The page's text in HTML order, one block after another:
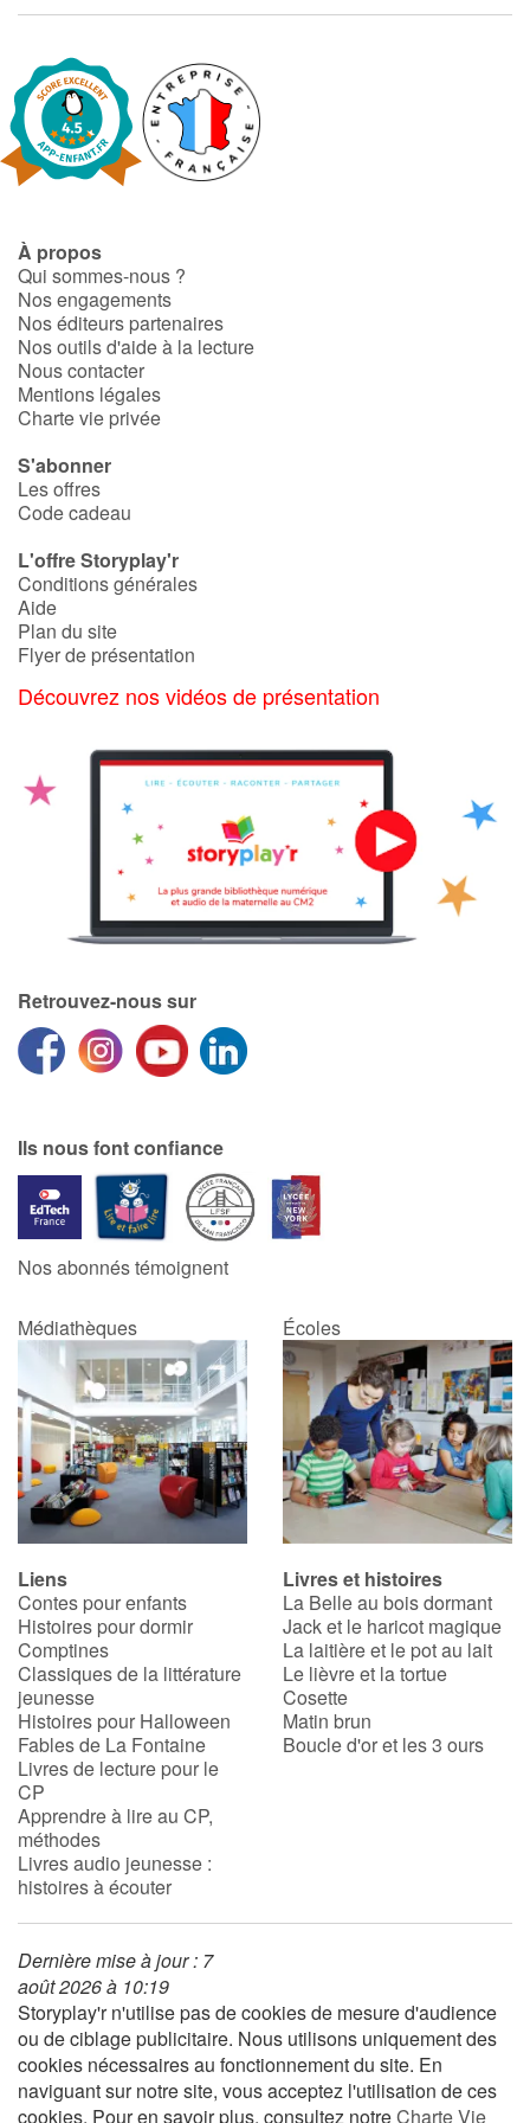
Fable, mythe, littérature et poésie
Princesses et princes, rois, reines et dragons
Ogres, monstres et sorcières
Héroïnes et héros
Écologie, nature, saisons
Les animaux
Voyage, épopée, enquête, aventure
Autour du monde
Apprentissage
Documentaires
En famille
Quotidien et loisirs
À l'école
Fêtes et évènements
Amour et amitié
Sujets de société
Émotions et sentiments
Formats et illustrations
Contraste +
Aide
Accueil
Famille
Écoles
Médiathèques
Vidéos & Tutoriaux
Blog
Actualités
Par thématique
Rencontres et témoignages
Contes d'ici et d'ailleurs
Autour de la lecture
Apprendre à lire
Livre audio
À propos
Qui sommes-nous ?
Nos engagements
Nos éditeurs partenaires
Nos outils d'aide à la lecture
Nous contacter
Mentions légales
Charte vie privée
S'abonner
Les offres
Code cadeau
L'offre Storyplay'r
Conditions générales
Aide
Plan du site
Flyer de présentation
Découvrez nos vidéos de présentation
Retrouvez-nous sur
Ils nous font confiance
Nos abonnés témoignent
Médiathèques Écoles
Liens
Contes pour enfants
Histoires pour dormir
Comptines
Classiques de la littérature
jeunesse
Histoires pour Halloween
Fables de La Fontaine
Livres de lecture pour le
CP
Apprendre à lire au CP,
méthodes
Livres audio jeunesse :
histoires à écouter
Livres et histoires
La Belle au bois dormant
Jack et le haricot magique
La laitière et le pot au lait
Le lièvre et la tortue
Cosette
Matin brun
Boucle d'or et les 3 ours
Dernière mise à jour : 7
août 2026 à 10:19
Storyplay'r n'utilise pas de cookies de mesure d'audience
ou de ciblage publicitaire. Nous utilisons uniquement des
cookies nécessaires au fonctionnement du site. En
naviguant sur notre site, vous acceptez l'utilisation de ces
cookies. Pour en savoir plus, consultez notreCharte Vie